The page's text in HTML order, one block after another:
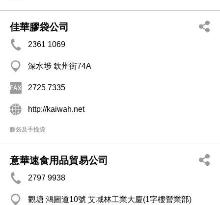
佳華膠袋公司
2361 1069
深水埗 欽州街74A
2725 7335
http://kaiwah.net
膠袋及手挽袋
意華速食用品貿易公司
2797 9938
觀塘 鴻圖道10號 艾域林工業大廈(1字樓營業部)